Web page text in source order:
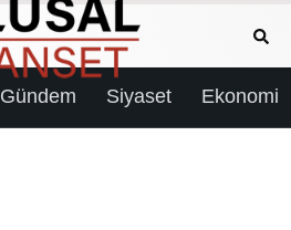
Gündem Siyaset Ekonomi